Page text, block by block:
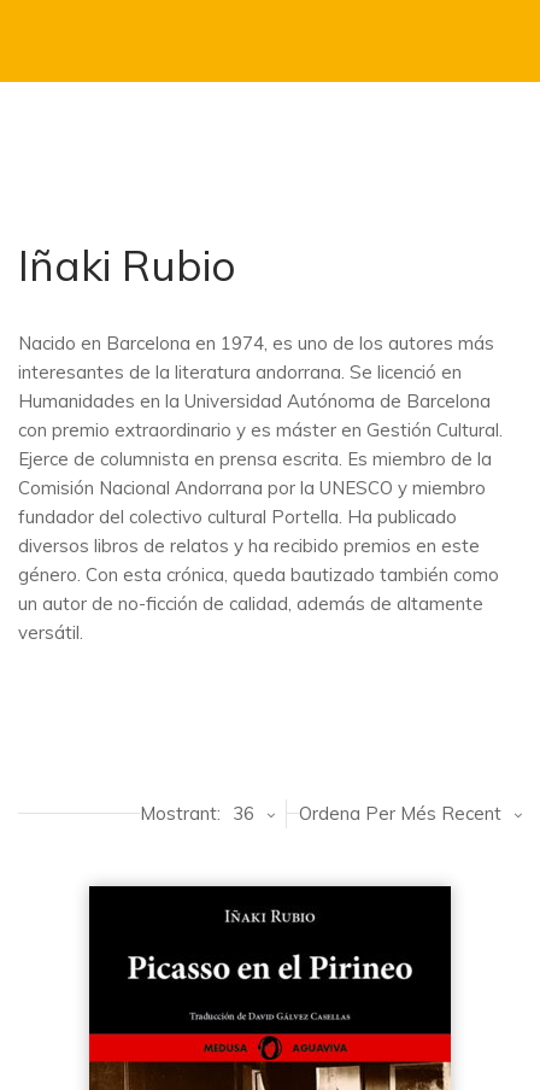
Iñaki Rubio
Nacido en Barcelona en 1974, es uno de los autores más
interesantes de la literatura andorrana. Se licenció en
Humanidades en la Universidad Autónoma de Barcelona
con premio extraordinario y es máster en Gestión Cultural.
Ejerce de columnista en prensa escrita. Es miembro de la
Comisión Nacional Andorrana por la UNESCO y miembro
fundador del colectivo cultural Portella. Ha publicado
diversos libros de relatos y ha recibido premios en este
género. Con esta crónica, queda bautizado también como
un autor de no-ficción de calidad, además de altamente
versátil.
Ordena Per Més Recent
Mostrant: 36